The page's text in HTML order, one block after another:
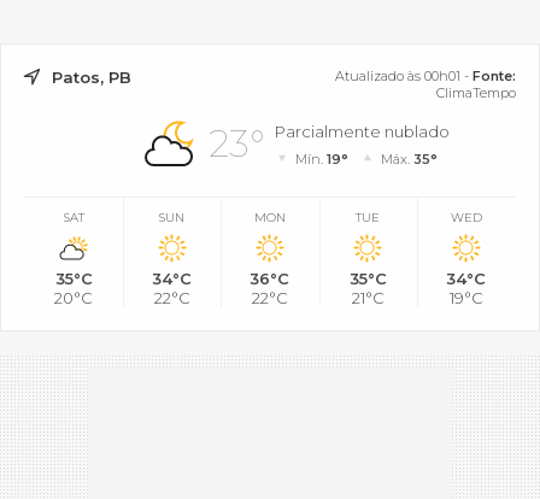
Patos, PB Atualizado às 00h01 - Fonte:
ClimaTempo
23° Parcialmente nublado
Mín.19° Máx. 35°
SAT
35°C
20°C
SUN
34°C
22°C
MON
36°C
22°C
TUE
35°C
21°C
WED
34°C
19°C